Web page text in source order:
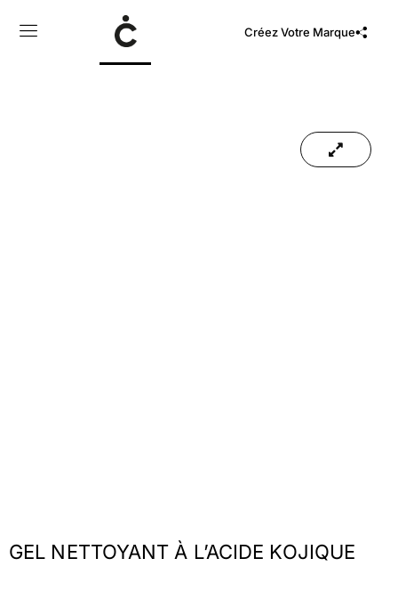
Créez Votre Marque
GEL NETTOYANT À L’ACIDE KOJIQUE